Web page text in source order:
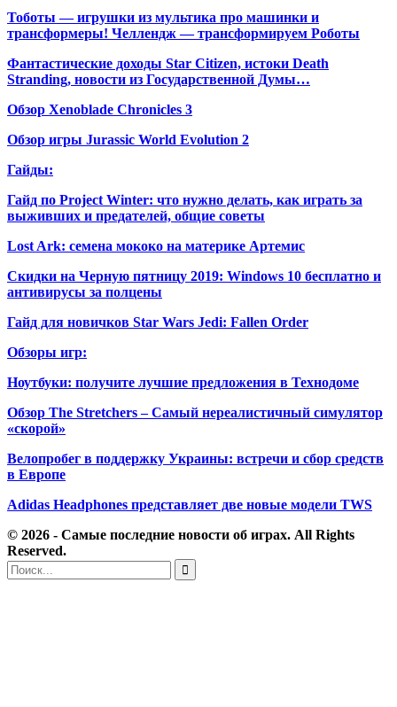
Тоботы — игрушки из мультика про машинки и
трансформеры! Челлендж — трансформируем Роботы
Фантастические доходы Star Citizen, истоки Death
Stranding, новости из Государственной Думы…
Обзор Xenoblade Chronicles 3
Обзор игры Jurassic World Evolution 2
Гайды:
Гайд по Project Winter: что нужно делать, как играть за
выживших и предателей, общие советы
Lost Ark: cемена мококо на материке Артемис
Скидки на Черную пятницу 2019: Windows 10 бесплатно и
антивирусы за полцены
Гайд для новичков Star Wars Jedi: Fallen Order
Обзоры игр:
Ноутбуки: получите лучшие предложения в Технодоме
Обзор The Stretchers – Самый нереалистичный симулятор
«скорой»
Велопробег в поддержку Украины: встречи и сбор средств
в Европе
Adidas Headphones представляет две новые модели TWS
© 2026 - Самые последние новости об играх. All Rights
Reserved.